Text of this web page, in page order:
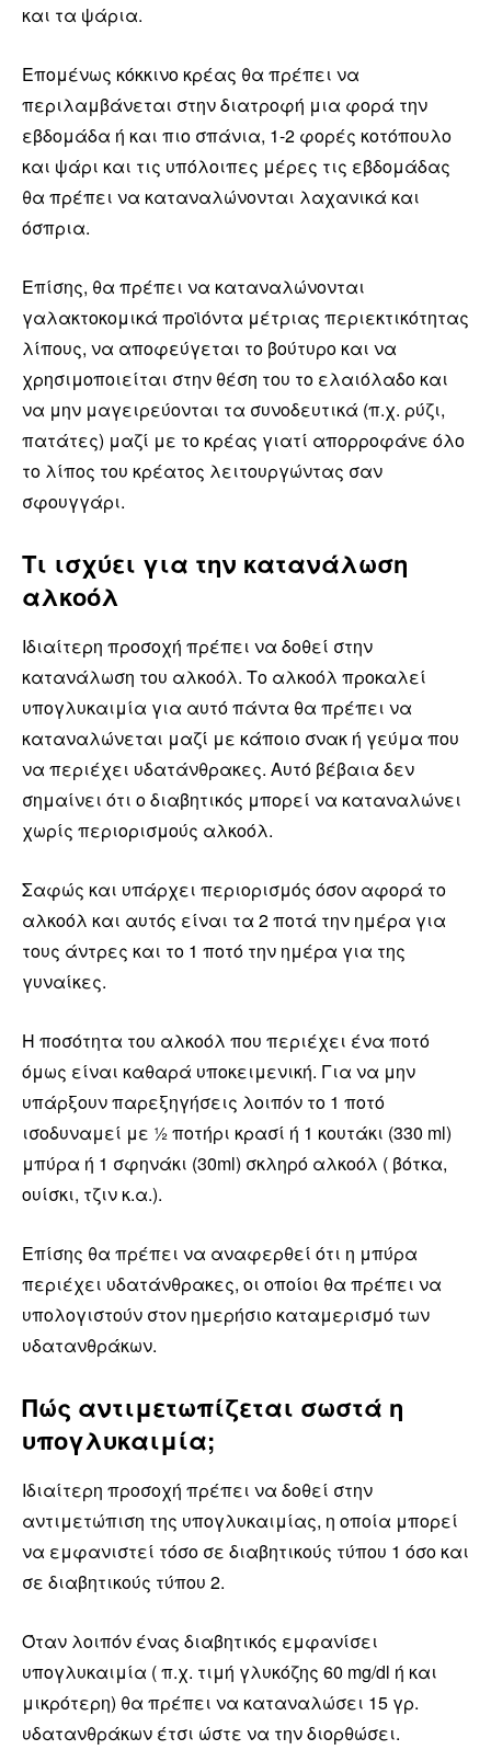
και τα ψάρια.
Επομένως κόκκινο κρέας θα πρέπει να
περιλαμβάνεται στην διατροφή μια φορά την
εβδομάδα ή και πιο σπάνια, 1-2 φορές κοτόπουλο
και ψάρι και τις υπόλοιπες μέρες τις εβδομάδας
θα πρέπει να καταναλώνονται λαχανικά και
όσπρια.
Επίσης, θα πρέπει να καταναλώνονται
γαλακτοκομικά προϊόντα μέτριας περιεκτικότητας
λίπους, να αποφεύγεται το βούτυρο και να
χρησιμοποιείται στην θέση του το ελαιόλαδο και
να μην μαγειρεύονται τα συνοδευτικά (π.χ. ρύζι,
πατάτες) μαζί με το κρέας γιατί απορροφάνε όλο
το λίπος του κρέατος λειτουργώντας σαν
σφουγγάρι.
Τι ισχύει για την κατανάλωση
αλκοόλ
Ιδιαίτερη προσοχή πρέπει να δοθεί στην
κατανάλωση του αλκοόλ. Το αλκοόλ προκαλεί
υπογλυκαιμία για αυτό πάντα θα πρέπει να
καταναλώνεται μαζί με κάποιο σνακ ή γεύμα που
να περιέχει υδατάνθρακες. Αυτό βέβαια δεν
σημαίνει ότι ο διαβητικός μπορεί να καταναλώνει
χωρίς περιορισμούς αλκοόλ.
Σαφώς και υπάρχει περιορισμός όσον αφορά το
αλκοόλ και αυτός είναι τα 2 ποτά την ημέρα για
τους άντρες και το 1 ποτό την ημέρα για της
γυναίκες.
Η ποσότητα του αλκοόλ που περιέχει ένα ποτό
όμως είναι καθαρά υποκειμενική. Για να μην
υπάρξουν παρεξηγήσεις λοιπόν το 1 ποτό
ισοδυναμεί με ½ ποτήρι κρασί ή 1 κουτάκι (330 ml)
μπύρα ή 1 σφηνάκι (30ml) σκληρό αλκοόλ ( βότκα,
ουίσκι, τζιν κ.α.).
Επίσης θα πρέπει να αναφερθεί ότι η μπύρα
περιέχει υδατάνθρακες, οι οποίοι θα πρέπει να
υπολογιστούν στον ημερήσιο καταμερισμό των
υδατανθράκων.
Πώς αντιμετωπίζεται σωστά η
υπογλυκαιμία;
Ιδιαίτερη προσοχή πρέπει να δοθεί στην
αντιμετώπιση της υπογλυκαιμίας, η οποία μπορεί
να εμφανιστεί τόσο σε διαβητικούς τύπου 1 όσο και
σε διαβητικούς τύπου 2.
Όταν λοιπόν ένας διαβητικός εμφανίσει
υπογλυκαιμία ( π.χ. τιμή γλυκόζης 60 mg/dl ή και
μικρότερη) θα πρέπει να καταναλώσει 15 γρ.
υδατανθράκων έτσι ώστε να την διορθώσει.